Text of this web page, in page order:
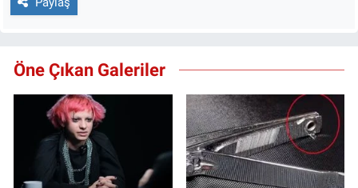
Öne Çıkan Galeriler